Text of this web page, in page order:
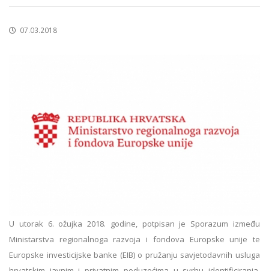
07.03.2018
U utorak 6. ožujka 2018. godine, potpisan je Sporazum između
Ministarstva regionalnoga razvoja i fondova Europske unije te
Europske investicijske banke (EIB) o pružanju savjetodavnih usluga